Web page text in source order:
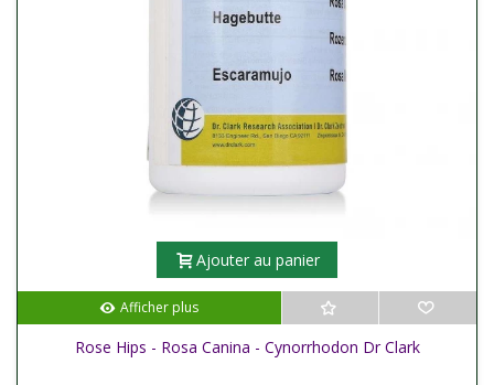
Ajouter au panier
Afficher plus
Rose Hips - Rosa Canina - Cynorrhodon Dr Clark